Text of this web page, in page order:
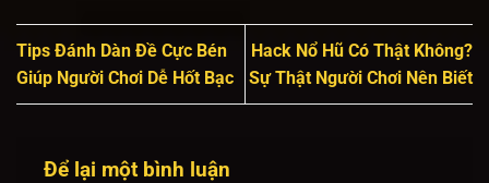
Tips Đánh Dàn Đề Cực Bén
Giúp Người Chơi Dễ Hốt Bạc
Hack Nổ Hũ Có Thật Không?
Sự Thật Người Chơi Nên Biết
Để lại một bình luận